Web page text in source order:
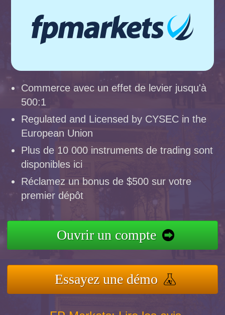
Commerce avec un effet de levier jusqu'à
500:1
Regulated and Licensed by CYSEC in the
European Union
Plus de 10 000 instruments de trading sont
disponibles ici
Réclamez un bonus de $500 sur votre
premier dépôt
Ouvrir un compte
Essayez une démo